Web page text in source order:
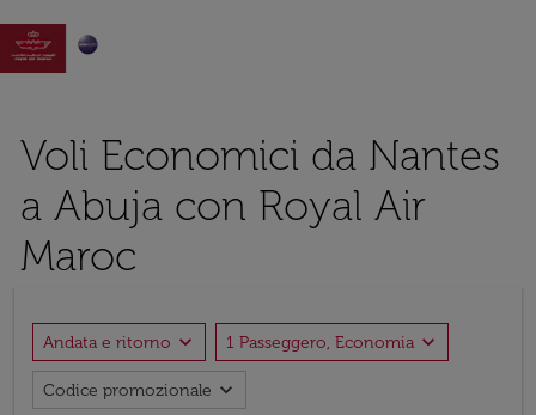

Voli Economici da Nantes
a Abuja con Royal Air
Maroc
Andata e ritorno expand_more 1 Passeggero, Economia expand_more
Codice promozionale expand_more